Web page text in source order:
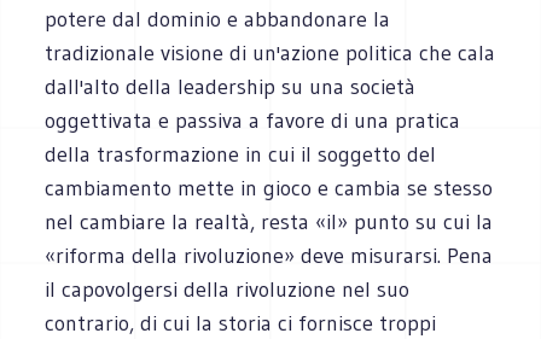
potere dal dominio e abbandonare la
tradizionale visione di un'azione politica che cala
dall'alto della leadership su una società
oggettivata e passiva a favore di una pratica
della trasformazione in cui il soggetto del
cambiamento mette in gioco e cambia se stesso
nel cambiare la realtà, resta «il» punto su cui la
«riforma della rivoluzione» deve misurarsi. Pena
il capovolgersi della rivoluzione nel suo
contrario, di cui la storia ci fornisce troppi